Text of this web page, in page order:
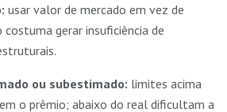
usar valor de mercado em vez de
gerar insuficiência de
ou subestimado: limites acima
o prêmio; abaixo do real dificultam a